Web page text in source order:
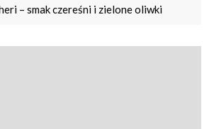
– smak czereśni i zielone oliwki